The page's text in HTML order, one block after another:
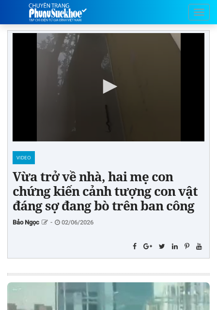
VIDEO
Vừa trở về nhà, hai mẹ con
chứng kiến cảnh tượng con vật
đáng sợ đang bò trên ban công
Bảo Ngọc - 02/06/2026